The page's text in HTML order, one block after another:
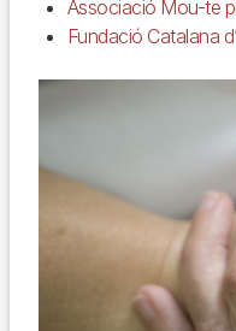
Associació Mou-te
Fundació Catalana